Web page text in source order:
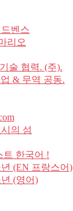
벤스
리오
술 협력. (주).
& 무역 공동.
의 섬
트 한국어 !
(EN 프랑스어)
(영어)